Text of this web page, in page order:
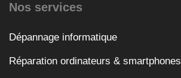
Nos services
Dépannage informatique
Réparation ordinateurs & smartphones